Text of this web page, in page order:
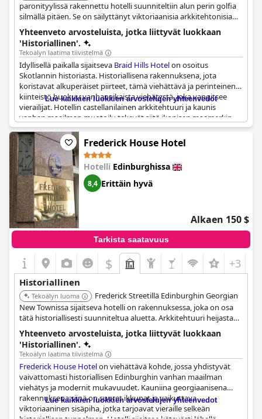
paronityylissä rakennettu hotelli suunniteltiin alun perin golfia
silmällä pitäen. Se on säilyttänyt viktoriaanisia arkkitehtonisia
piirteitä, kuten lasimaalauksia, jotka heijastavat sen 1800-luvun
lopun alkuperää.
Yhteenveto arvosteluista, jotka liittyvät luokkaan
'Historiallinen'.
Tekoälyn laatima tiivistelmä
Idyllisellä paikalla sijaitseva Braid Hills Hotelon osoitus
Skotlannin historiasta. Historiallisena rakennuksena, jota
koristavat alkuperäiset piirteet, tämä viehättävä ja perinteinen
kiinteistö huokuu vanhanaikaista viehätystä, joka vangitsee
vierailijat. Hotellin castellanilainen arkkitehtuuri ja kaunis
vanhan maailman muotoilu tekevät siitä ikonisen maamerkin
alueella, täynnä luonnetta ja historiallista tunnelmaa.
Vieraat arvostavat hotellin historiallista puolta ja ihailevat sen
kiehtovaa pohjaratkaisua ja vanhanajan eleganssia. He
nauttivat rauhallisesta ja kodikkaasta ilmapiiristä, jota rikastavat
hotellin vintage-tunnelma ja historiallinen viehätys. Kiinteistön
upeat ulko- ja sisätilat yhdistettynä sen vanhaan perhetyyliseen
vieraanvaraisuuteen lisäävät sen vetovoimaa.
Kätevästi sijaitseva
mahdollistaa helpon pääsyn
kaupunkiin tiheiden bussireittien ansiosta. Hotelli tekee
vaikutuksen kauniilla skotlantilaisella tyylillään ja perinteisellä
muotoilullaan, mikä saa jokaisen vierailun tuntumaan matkalta
ajassa taaksepäin. Iästään huolimatta paikka tarjoaa ihanan ja
seesteisen kokemuksen, jonka avulla vieraat voivat nauttia
ajattomasta ylellisyydestä ja historiallisesta merkityksestä, jota
se säilyttää niin hyvin.
Lue kaikkien luokkien arvostelujen yhteenvedot
Frederick House Hotel
Hotelli Edinburghissa
8,4 Erittäin hyvä
Alkaen 150 $
Tarkista saatavuus
$ +3
Historiallinen
Tekoälyn luoma
Frederick Streetillä Edinburghin Georgian
New Townissa sijaitseva hotelli on rakennuksessa, joka on osa
tätä historiallisesti suunniteltua aluetta. Arkkitehtuuri heijastaa
New Townin kehitystä 1700-luvun lopulla ja 1800-luvun alussa.
Yhteenveto arvosteluista, jotka liittyvät luokkaan
'Historiallinen'.
Tekoälyn laatima tiivistelmä
Frederick House Hotelon viehättävä kohde, jossa yhdistyvät
vaivattomasti historiallisen Edinburghin vanhan maailman
viehätys ja modernit mukavuudet. Kauniina georgiaanisena
rakennuksena siinä on suuret ikkunat ja vaikuttava
viktoriaaninen sisäpiha, jotka tarjoavat vieraille selkeän
Lue kaikkien luokkien arvostelujen yhteenvedot